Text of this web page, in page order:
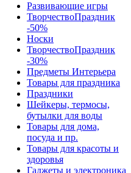
Развивающие игры
ТворчествоПраздник
-50%
Носки
ТворчествоПраздник
-30%
Предметы Интерьера
Товары для праздника
Праздники
Шейкеры, термосы,
бутылки для воды
Товары для дома,
посуда и пр.
Товары для красоты и
здоровья
Гаджеты и электроника